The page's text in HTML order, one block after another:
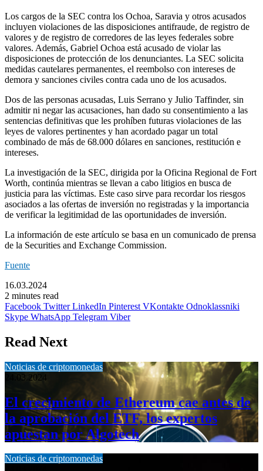
Los cargos de la SEC contra los Ochoa, Saravia y otros acusados
incluyen violaciones de las disposiciones antifraude, de registro de
valores y de registro de corredores de las leyes federales sobre
valores. Además, Gabriel Ochoa está acusado de violar las
disposiciones de protección de los denunciantes. La SEC solicita
medidas cautelares permanentes, el reembolso con intereses de
demora y sanciones civiles contra cada uno de los acusados.
Dos de las personas acusadas, Luis Serrano y Julio Taffinder, sin
admitir ni negar las acusaciones, han dado su consentimiento a las
sentencias definitivas que les prohíben futuras violaciones de las
leyes de valores pertinentes y han acordado pagar un total
combinado de más de 68.000 dólares en sanciones, restitución e
intereses.
La investigación de la SEC, dirigida por la Oficina Regional de Fort
Worth, continúa mientras se llevan a cabo litigios en busca de
justicia para las víctimas. Este caso sirve para recordar los riesgos
asociados a las ofertas de inversión no registradas y la importancia
de verificar la legitimidad de las oportunidades de inversión.
La información de este artículo se basa en un comunicado de prensa
de la Securities and Exchange Commission.
Fuente
16.03.2024
2 minutes read
Facebook Twitter LinkedIn Pinterest VKontakte Odnoklassniki
Skype WhatsApp Telegram Viber
Read Next
Noticias de criptomonedas
24.03.2024
El crecimiento de Ethereum cae antes de
la aprobación del ETF, los expertos
apuestan por Algotech
Noticias de criptomonedas